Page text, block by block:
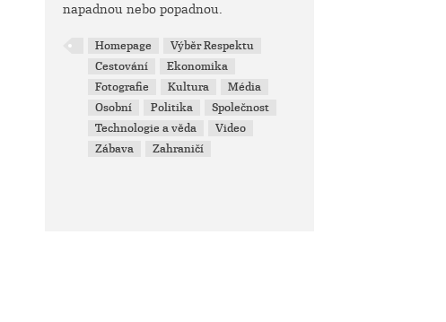
napadnou nebo popadnou.
Homepage
Výběr Respektu
Cestování
Ekonomika
Fotografie
Kultura
Média
Osobní
Politika
Společnost
Technologie a věda
Video
Zábava
Zahraničí